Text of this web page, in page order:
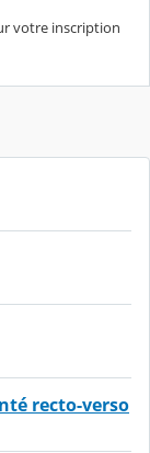
votre inscription
recto-verso